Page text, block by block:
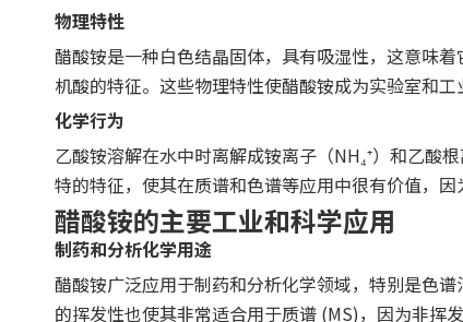
物理特性
醋酸铵是一种白色结晶固体，具有吸湿性，这意味
机酸的特征。这些物理特性使醋酸铵成为实验室和
化学行为
乙酸铵溶解在水中时离解成铵离子（NH₄⁺）和乙酸
特的特征，使其在质谱和色谱等应用中很有价值，
醋酸铵的主要工业和科学应用
制药和分析化学用途
醋酸铵广泛应用于制药和分析化学领域，特别是色
的挥发性也使其非常适合用于质谱 (MS)，因为非挥